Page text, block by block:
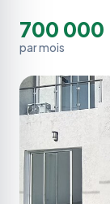
700 000
par mois